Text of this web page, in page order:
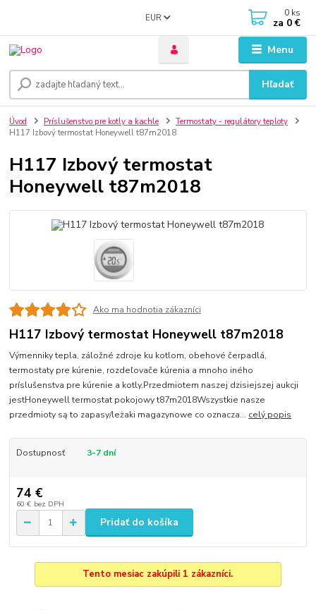
Menu
EUR
Hľadať
0 ks
za 0 €
Úvod Príslušenstvo pre kotly a kachle
Termostaty - regulátory teploty
H117 Izbový termostat Honeywell t87m2018
H117 Izbový termostat
Honeywell t87m2018
Ako ma hodnotia zákazníci
H117 Izbový termostat Honeywell t87m2018
Výmenniky tepla, záložné zdroje ku kotlom, obehové čerpadlá,
termostaty pre kúrenie, rozdeľovače kúrenia a mnoho iného
príslušenstva pre kúrenie a kotly.Przedmiotem naszej dzisiejszej aukcji
jestHoneywell termostat pokojowy t87m2018Wszystkie nasze
przedmioty są to zapasy/leżaki magazynowe co oznacza... celý popis
Dostupnosť 3-7 dní
74 €
60 € bez DPH
Pridať do košíka
Tento mesiac zakúpili 1 zákazníci.